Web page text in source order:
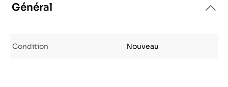
Général
Condition Nouveau